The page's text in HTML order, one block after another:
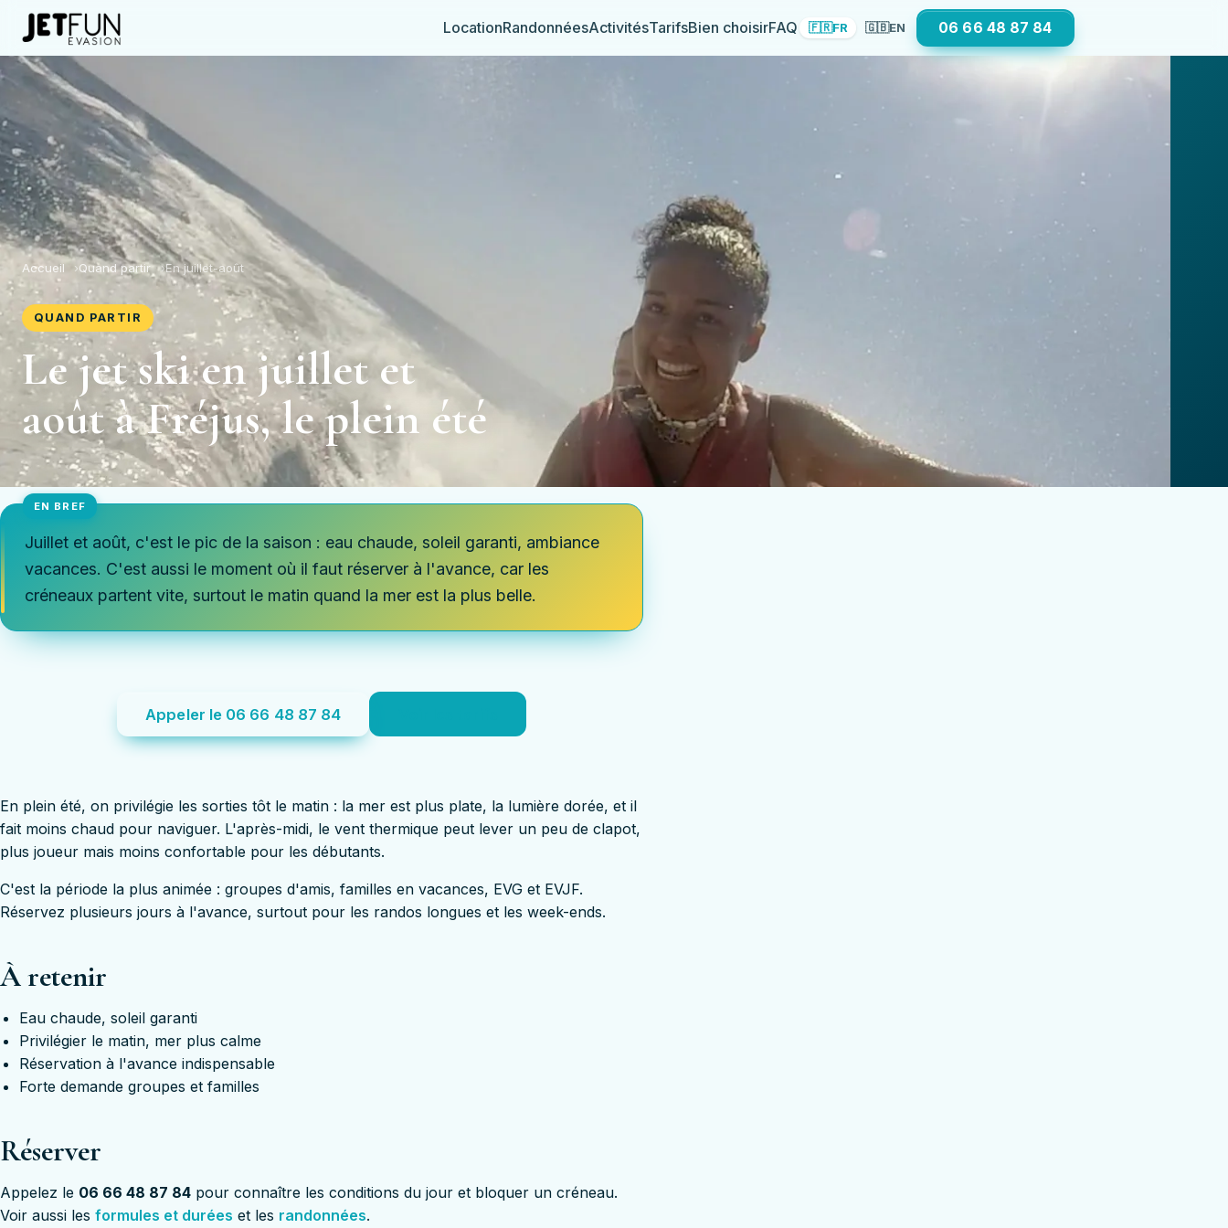
LocationRandonnéesActivitésTarifsBien choisirFAQ 🇫🇷FR 🇬🇧EN 06 66 48 87 84
Accueil Quand partir En juillet-août
QUAND PARTIR
Le jet ski en juillet et
août à Fréjus, le plein été
Juillet et août, c'est le pic de la saison : eau chaude, soleil garanti, ambiance
vacances. C'est aussi le moment où il faut réserver à l'avance, car les
créneaux partent vite, surtout le matin quand la mer est la plus belle.
Appeler le 06 66 48 87 84
En plein été, on privilégie les sorties tôt le matin : la mer est plus plate, la lumière dorée, et il
fait moins chaud pour naviguer. L'après-midi, le vent thermique peut lever un peu de clapot,
plus joueur mais moins confortable pour les débutants.
C'est la période la plus animée : groupes d'amis, familles en vacances, EVG et EVJF.
Réservez plusieurs jours à l'avance, surtout pour les randos longues et les week-ends.
À retenir
Eau chaude, soleil garanti
Privilégier le matin, mer plus calme
Réservation à l'avance indispensable
Forte demande groupes et familles
Réserver
Appelez le 06 66 48 87 84 pour connaître les conditions du jour et bloquer un créneau.
Voir aussi les formules et durées et les randonnées.